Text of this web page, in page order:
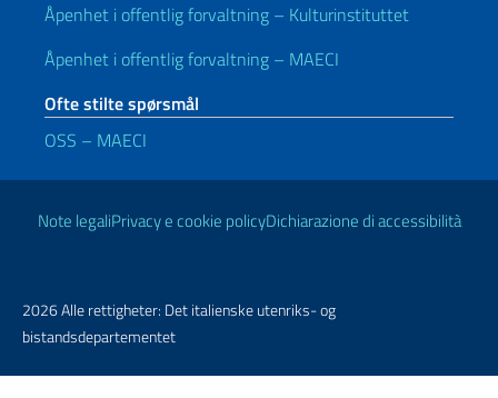
Åpenhet i offentlig forvaltning – Kulturinstituttet
Åpenhet i offentlig forvaltning – MAECI
Ofte stilte spørsmål
OSS – MAECI
Nyttige lenker
Note legaliPrivacy e cookie policyDichiarazione di accessibilità
2026 Alle rettigheter: Det italienske utenriks- og
bistandsdepartementet